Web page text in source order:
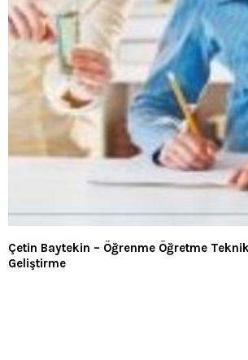
Çetin Baytekin – Öğrenme Öğretme
Geliştirme